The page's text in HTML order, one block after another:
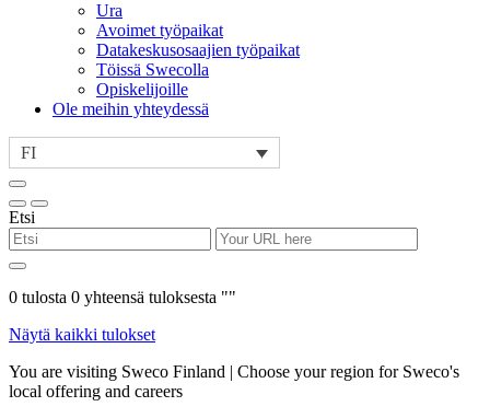
Ura
Avoimet työpaikat
Datakeskusosaajien työpaikat
Töissä Swecolla
Opiskelijoille
Ole meihin yhteydessä
FI
Etsi
0 tulosta 0 yhteensä tuloksesta ""
Näytä kaikki tulokset
You are visiting Sweco Finland | Choose your region for Sweco's
local offering and careers